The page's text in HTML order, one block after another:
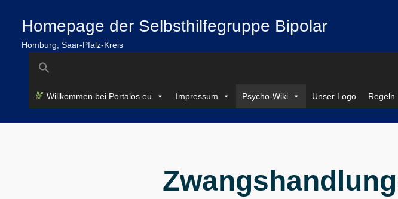
springen
Homepage der Selbsthilfegruppe Bipolar
Homburg, Saar-Pfalz-Kreis
Search
for:
Willkommen bei Portalos.eu Impressum Psycho-Wiki Unser Logo Regeln